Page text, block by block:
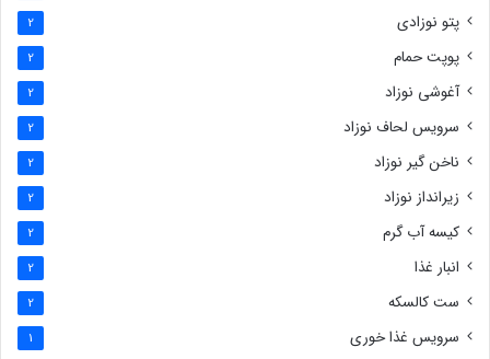
پتو نوزادی 2
پوپت حمام 2
آغوشی نوزاد 2
سرویس لحاف نوزاد 2
ناخن گیر نوزاد 2
زیرانداز نوزاد 2
کیسه آب گرم 2
انبار غذا 2
ست کالسکه 2
سرویس غذا خوری 1